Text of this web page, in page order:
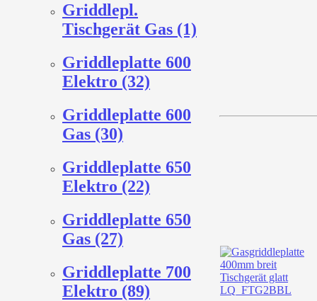
Griddlepl.
Tischgerät Gas (1)
Griddleplatte 600
Elektro (32)
Griddleplatte 600
Gas (30)
Griddleplatte 650
Elektro (22)
Griddleplatte 650
Gas (27)
Griddleplatte 700
Elektro (89)